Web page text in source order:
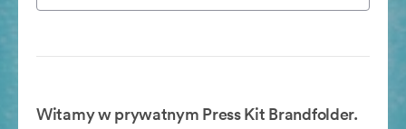
Witamy w prywatnym Press Kit Brandfolder.